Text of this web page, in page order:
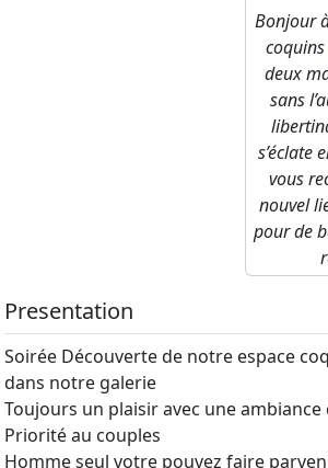
Bonjour
deux
sans
s’éclate
vous
nouvel
pour de
Presentation
Soirée Découverte de notre espace
dans notre galerie
Toujours un plaisir avec une ambiance
Priorité au couples
Homme seul votre pouvez faire